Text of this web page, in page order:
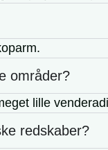
områder?
lille
redskaber?